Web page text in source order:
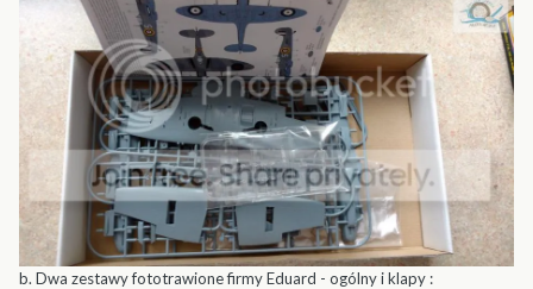
b. Dwa zestawy fototrawione firmy Eduard - ogólny i klapy :